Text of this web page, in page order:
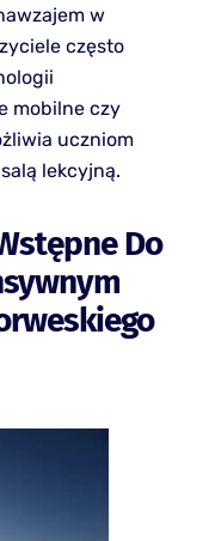
w
często
mobilne czy
uczniom
lekcyjną.
Do